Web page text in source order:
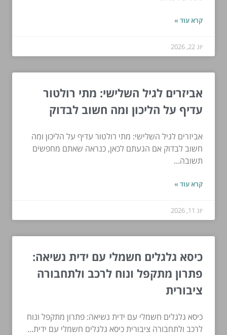
קרא עוד »
יונ 22, 2026
אביזרים לגיל השלישי: מתי רולטור
עדיף על הליכון ומה חשוב לבדוק
אביזרים לגיל השלישי: מתי רולטור עדיף על הליכון ומה
חשוב לבדוק אם הגעתם לכאן, כנראה שאתם מחפשים
תשובה...
קרא עוד »
יונ 11, 2026
כיסא גלגלים חשמלי עם ידית נשיאה:
פתרון מתקפל ונוח לרכב ולתחבורה
ציבורית
כיסא גלגלים חשמלי עם ידית נשיאה: פתרון מתקפל ונוח
לרכב ולתחבורה ציבורית כיסא גלגלים חשמלי עם ידית...